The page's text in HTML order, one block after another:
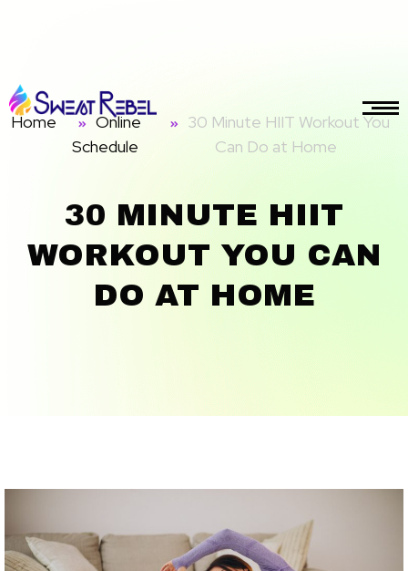
Home
Online
Schedule
30 Minute HIIT Workout You
Can Do at Home
30 MINUTE HIIT
WORKOUT YOU CAN
DO AT HOME